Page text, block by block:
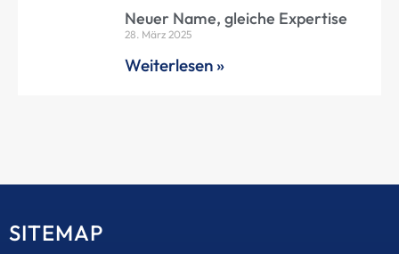
Neuer Name, gleiche Expertise
28. März 2025
Weiterlesen »
SITEMAP